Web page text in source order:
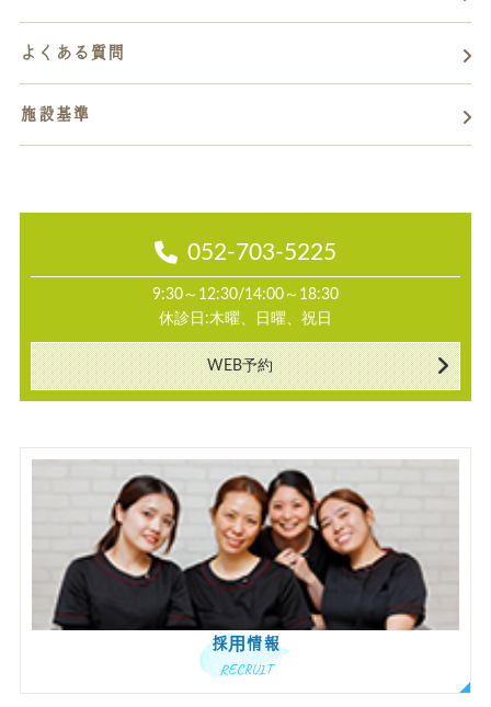
よくある質問
施設基準
052-703-5225
9:30～12:30/14:00～18:30
休診日:木曜、日曜、祝日
WEB予約
採用情報
RECRUIT